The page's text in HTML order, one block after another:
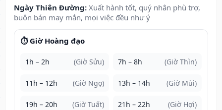
Ngày Thiên Đường: Xuất hành tốt, quý nhân phù trợ,
buôn bán may mắn, mọi việc đều như ý
⏱️ Giờ Hoàng đạo
1h – 2h (Giờ Sửu) 7h – 8h (Giờ Thìn)
11h – 12h (Giờ Ngọ) 13h – 14h (Giờ Mùi)
19h – 20h (Giờ Tuất) 21h – 22h (Giờ Hợi)